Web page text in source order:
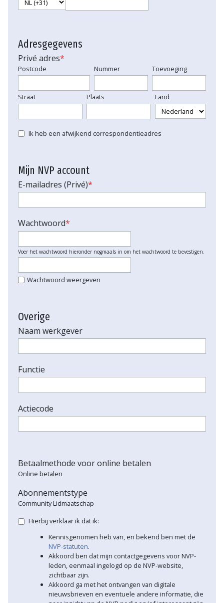
Adresgegevens
Privé adres*
Postcode Nummer Toevoeging
Straat Plaats Land
Ik heb een afwijkend correspondentieadres
Mijn NVP account
E-mailadres (Privé)*
Wachtwoord*
Voer het wachtwoord hieronder nogmaals in om het wachtwoord te bevestigen.
Wachtwoord weergeven
Overige
Naam werkgever
Functie
Actiecode
Betaalmethode voor online betalen
Online betalen
Abonnementstype
Community Lidmaatschap
Hierbij verklaar ik dat ik:
Kennisgenomen heb van, en bekend ben met de
NVP-statuten.
Akkoord ben dat mijn contactgegevens voor NVP-
leden, eenmaal ingelogd op de NVP-website,
zichtbaar zijn.
Akkoord ga met het ontvangen van digitale
nieuwsbrieven en eventuele andere informatie, die